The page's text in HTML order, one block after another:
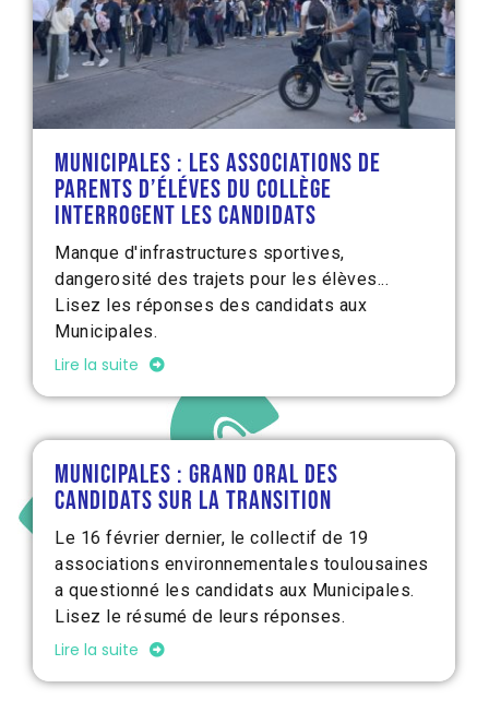
Municipales : les associations de
parents d’éléves du collège
interrogent les candidats
Manque d'infrastructures sportives,
dangerosité des trajets pour les élèves...
Lisez les réponses des candidats aux
Municipales.
Lire la suite
Municipales : Grand oral des
candidats sur la transition
Le 16 février dernier, le collectif de 19
associations environnementales toulousaines
a questionné les candidats aux Municipales.
Lisez le résumé de leurs réponses.
Lire la suite